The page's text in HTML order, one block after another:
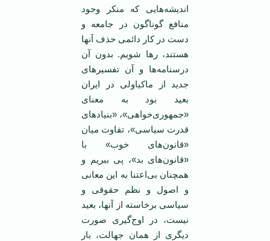
اندیشه‌هایی که منکر وجود
منافع گوناگون در جامعه‌ و
دست در کار دائمی حذف آنها
هستند، رها شویم. بدون آن
درسنامه‌ها و آن تفسیرهای
جدید از ماکیاولی در ایران
بعید بود به معنای
«جمهوری‌خواهی»، «بنیادهای
قدرت سیاسی»، تفاوت میان
«قانون‌های خوب» با
«قانون‌های بد»، پی ببریم و
همچنان بی‌اعتنا به این معانی
و اصول و نظم حقوقی و
سیاسی برخاسته از آنها، بعید
نیست، در اوج‌گیری صورت
دیگری از همان جهالت، بار